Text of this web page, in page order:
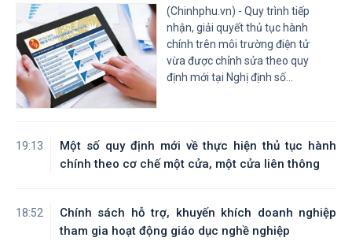
(Chinhphu.vn) - Quy trình tiếp
nhận, giải quyết thủ tục hành
chính trên môi trường điện tử
vừa được chỉnh sửa theo quy
định mới tại Nghị định số...
19:13
Một số quy định mới về thực hiện thủ tục hành
chính theo cơ chế một cửa, một cửa liên thông
18:52
Chính sách hỗ trợ, khuyến khích doanh nghiệp
tham gia hoạt động giáo dục nghề nghiệp